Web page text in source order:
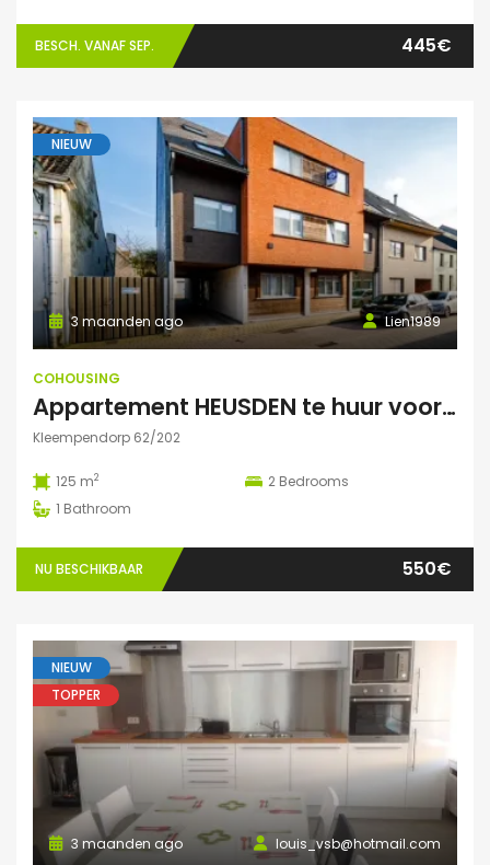
BESCH. VANAF SEP. 445€
NIEUW
Lien1989
3 maanden ago
COHOUSING
Appartement HEUSDEN te huur voor COHOUSING
Kleempendorp 62/202
125 m2 2 Bedrooms
1 Bathroom
NU BESCHIKBAAR 550€
NIEUW
TOPPER
louis_vsb@hotmail.com
3 maanden ago